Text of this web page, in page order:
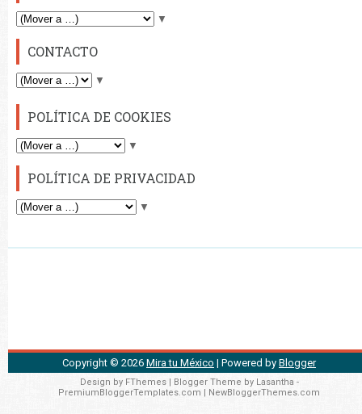
▼
CONTACTO
▼
POLÍTICA DE COOKIES
▼
POLÍTICA DE PRIVACIDAD
▼
Copyright © 2026 Mira tu México | Powered by Blogger
Design by FThemes| Blogger Theme by Lasantha -
PremiumBloggerTemplates.com
NewBloggerThemes.com